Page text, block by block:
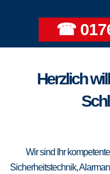
☎
Herzlich
Wir sind Ihr
Sicherheitstechnik,